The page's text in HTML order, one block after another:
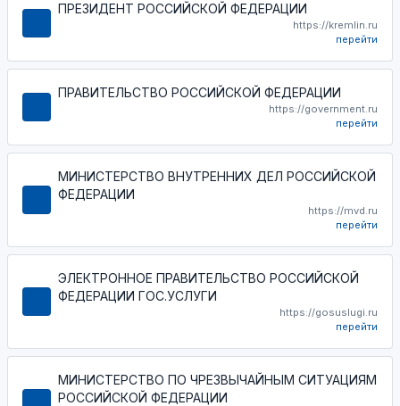
ПРЕЗИДЕНТ РОССИЙСКОЙ ФЕДЕРАЦИИ
https://kremlin.ru
перейти
ПРАВИТЕЛЬСТВО РОССИЙСКОЙ ФЕДЕРАЦИИ
https://government.ru
перейти
МИНИСТЕРСТВО ВНУТРЕННИХ ДЕЛ РОССИЙСКОЙ
ФЕДЕРАЦИИ
https://mvd.ru
перейти
ЭЛЕКТРОННОЕ ПРАВИТЕЛЬСТВО РОССИЙСКОЙ
ФЕДЕРАЦИИ ГОС.УСЛУГИ
https://gosuslugi.ru
перейти
МИНИСТЕРСТВО ПО ЧРЕЗВЫЧАЙНЫМ СИТУАЦИЯМ
РОССИЙСКОЙ ФЕДЕРАЦИИ